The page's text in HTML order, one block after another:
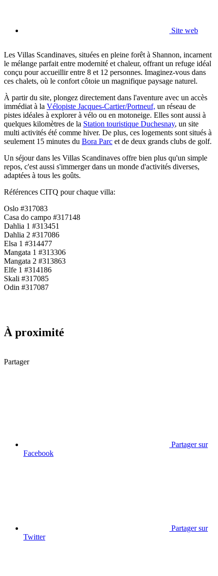
Site web
Les Villas Scandinaves, situées en pleine forêt à Shannon, incarnent
le mélange parfait entre modernité et chaleur, offrant un refuge idéal
conçu pour accueillir entre 8 et 12 personnes. Imaginez-vous dans
ces chalets, où le confort côtoie un magnifique paysage naturel.
À partir du site, plongez directement dans l'aventure avec un accès
immédiat à la Vélopiste Jacques-Cartier/Portneuf, un réseau de
pistes idéales à explorer à vélo ou en motoneige. Elles sont aussi à
quelques kilomètres de la Station touristique Duchesnay, un site
multi activités été comme hiver. De plus, ces logements sont situés à
seulement 15 minutes du Bora Parc et de deux grands clubs de golf.
Un séjour dans les Villas Scandinaves offre bien plus qu'un simple
repos, c'est aussi s'immerger dans un monde d'activités diverses,
adaptées à tous les goûts.
Références CITQ pour chaque villa:
Oslo #317083
Casa do campo #317148
Dahlia 1 #313451
Dahlia 2 #317086
Elsa 1 #314477
Mangata 1 #313306
Mangata 2 #313863
Elfe 1 #314186
Skali #317085
Odin #317087
À proximité
Partager
Partager sur
Facebook
Partager sur
Twitter